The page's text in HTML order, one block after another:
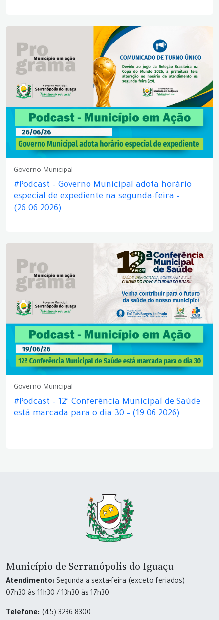
Governo Municipal
#Podcast – Governo Municipal adota horário
especial de expediente na segunda-feira –
(26.06.2026)
Governo Municipal
#Podcast – 12ª Conferência Municipal de Saúde
está marcada para o dia 30 – (19.06.2026)
Município de Serranópolis do Iguaçu
Atendimento: Segunda a sexta-feira (exceto feriados)
07h30 às 11h30 / 13h30 às 17h30
Telefone: (45) 3236-8300